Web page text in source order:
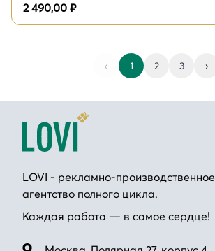
2 490,00 ₽
‹ 1 2 3 ›
LOVI - рекламно-производственное
агентство полного цикла.
Каждая работа — в самое сердце!